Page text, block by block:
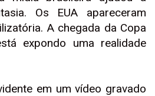
Os EUA apareceram
A chegada da Copa
expondo uma realidade
em um vídeo gravado